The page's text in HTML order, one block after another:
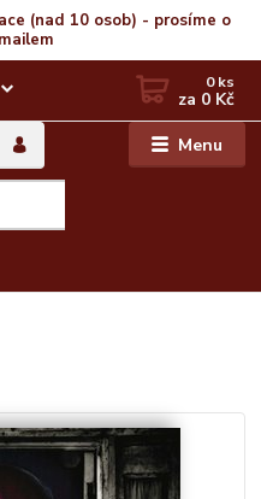
(nad 10 osob) - prosíme o
Menu
0ks
za 0 Kč